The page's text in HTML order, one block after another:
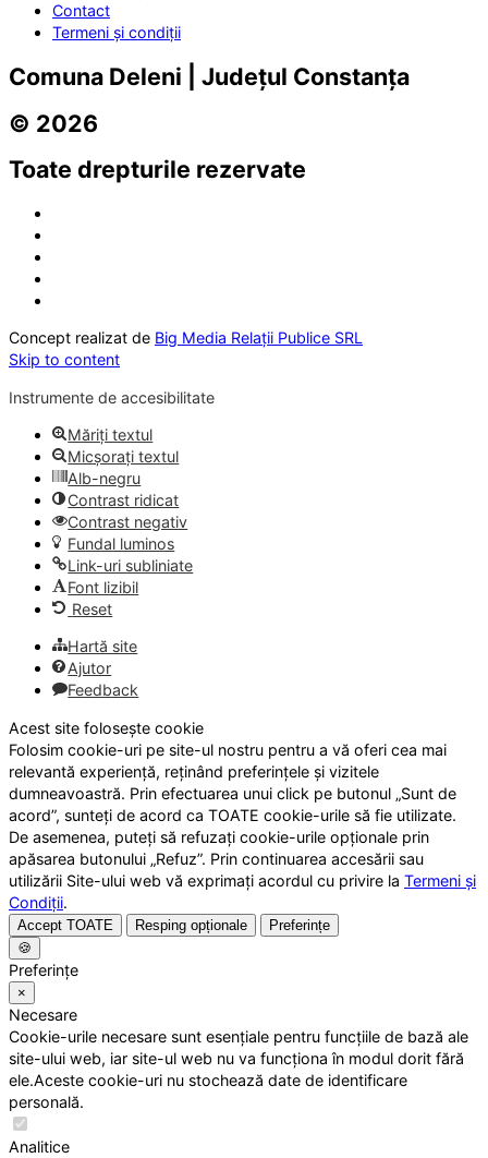
Contact
Termeni și condiții
Comuna Deleni | Județul Constanța
© 2026
Toate drepturile rezervate
Concept realizat de Big Media Relații Publice SRL
Skip to content
Instrumente de accesibilitate
Măriți textul
Micșorați textul
Alb-negru
Contrast ridicat
Contrast negativ
Fundal luminos
Link-uri subliniate
Font lizibil
Reset
Hartă site
Ajutor
Feedback
Acest site folosește cookie
Folosim cookie-uri pe site-ul nostru pentru a vă oferi cea mai
relevantă experiență, reținând preferințele și vizitele
dumneavoastră. Prin efectuarea unui click pe butonul „Sunt de
acord”, sunteți de acord ca TOATE cookie-urile să fie utilizate.
De asemenea, puteți să refuzați cookie-urile opționale prin
apăsarea butonului „Refuz”. Prin continuarea accesării sau
utilizării Site-ului web vă exprimați acordul cu privire la Termeni și
Condiții.
Accept TOATE Resping opționale
Preferințe
🍪
Preferințe
×
Necesare
Cookie-urile necesare sunt esențiale pentru funcțiile de bază ale
site-ului web, iar site-ul web nu va funcționa în modul dorit fără
ele.Aceste cookie-uri nu stochează date de identificare
personală.
Analitice